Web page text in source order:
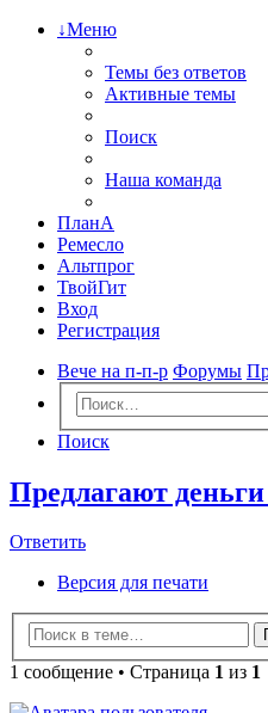
↓Меню
Темы без ответов
Активные темы
Поиск
Наша команда
ПланА
Ремесло
Альтпрог
ТвойГит
Вход
Регистрация
Вече на п-п-р Форумы
Поиск
Предлагают
Ответить
Версия для печати
1 сообщение • Страница 1 из 1